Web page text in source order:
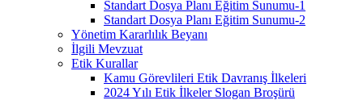
Standart Dosya Planı Eğitim Sunumu-1
Standart Dosya Planı Eğitim Sunumu-2
Yönetim Kararlılık Beyanı
İlgili Mevzuat
Etik Kurallar
Kamu Görevlileri Etik Davranış İlkeleri
2024 Yılı Etik İlkeler Slogan Broşürü